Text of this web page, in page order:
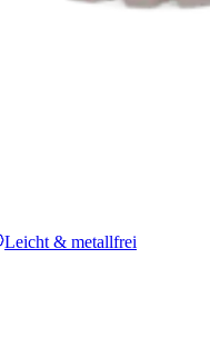
Leicht & metallfrei